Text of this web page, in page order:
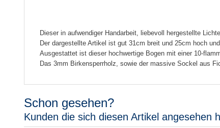
Dieser in aufwendiger Handarbeit, liebevoll hergestellte
Der dargestellte Artikel ist gut 31cm breit und 25cm hoch
Ausgestattet ist dieser hochwertige Bogen mit einer 10-
Das 3mm Birkensperrholz, sowie der massive Sockel aus
Schon gesehen?
Kunden die sich diesen Artikel angesehen